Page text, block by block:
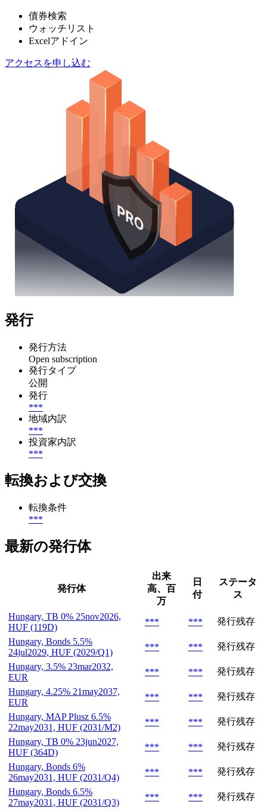
債券検索
ウォッチリスト
Excelアドイン
アクセスを申し込む
発行
発行方法
Open subscription
発行タイプ
公開
発行
***
地域内訳
***
投資家内訳
***
転換および交換
転換条件
***
最新の発行体
発行体
出来
高、百
万
日
付
ステータ
ス
Hungary, TB 0% 25nov2026,
HUF (119D)
*** ***
発行残存
Hungary, Bonds 5.5%
24jul2029, HUF (2029/Q1)
*** ***
発行残存
Hungary, 3.5% 23mar2032,
EUR
*** ***
発行残存
Hungary, 4.25% 21may2037,
EUR
*** ***
発行残存
Hungary, MAP Plusz 6.5%
22may2031, HUF (2031/M2)
*** ***
発行残存
Hungary, TB 0% 23jun2027,
HUF (364D)
*** ***
発行残存
Hungary, Bonds 6%
26may2031, HUF (2031/Q4)
*** ***
発行残存
Hungary, Bonds 6.5%
27may2031, HUF (2031/Q3)
*** *** 発行残存